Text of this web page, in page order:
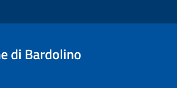
di Bardolino